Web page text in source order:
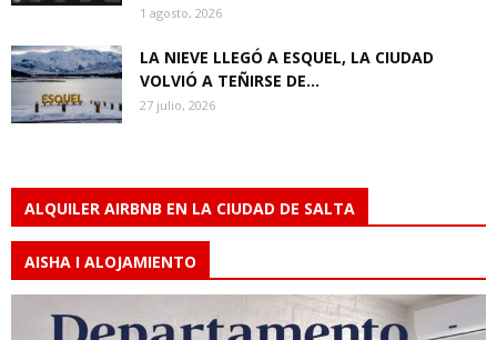
1 agosto, 2026
LA NIEVE LLEGÓ A ESQUEL, LA CIUDAD
VOLVIÓ A TEÑIRSE DE...
27 julio, 2026
ALQUILER AIRBNB EN LA CIUDAD DE SALTA
AISHA I ALOJAMIENTO